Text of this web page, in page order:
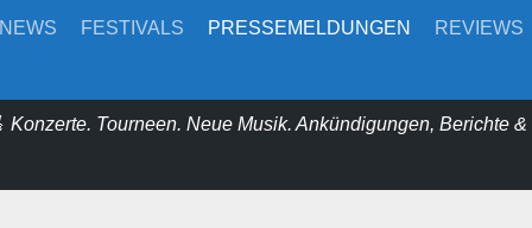
FESTIVALS PRESSEMELDUNGEN REVIEWS
Konzerte. Tourneen. Neue Musik. Ankündigungen, Berichte